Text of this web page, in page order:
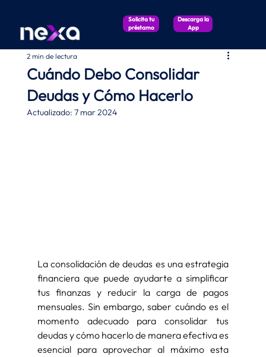
Solicita tu
préstamo
Descarga la
App
Cuándo Debo Consolidar
Deudas y Cómo Hacerlo
2 min de lectura
Actualizado: 7 mar 2024
La consolidación de deudas es una estrategia
financiera que puede ayudarte a simplificar
tus finanzas y reducir la carga de pagos
mensuales. Sin embargo, saber cuándo es el
momento adecuado para consolidar tus
deudas y cómo hacerlo de manera efectiva es
esencial para aprovechar al máximo esta